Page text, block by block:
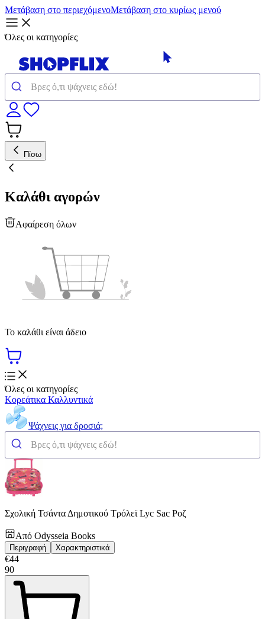
Μετάβαση στο περιεχόμενοΜετάβαση στο κυρίως μενού
Όλες οι κατηγορίες
Πίσω
Καλάθι αγορών
Αφαίρεση όλων
Το καλάθι είναι άδειο
Όλες οι κατηγορίες
Κορεάτικα Καλλυντικά
Ψάχνεις για δροσιά;
Σχολική Τσάντα Δημοτικού Τρόλεϊ Lyc Sac Ροζ
Από Odysseia Books
Περιγραφή Χαρακτηριστικά
€44
90